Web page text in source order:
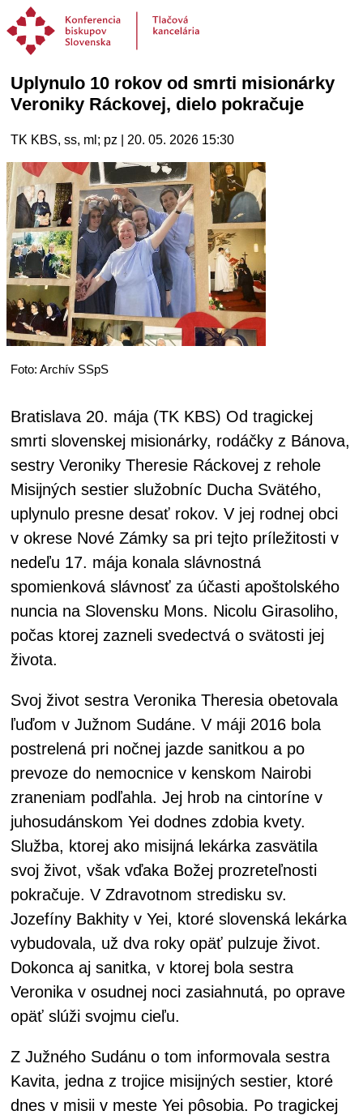
Uplynulo 10 rokov od smrti misionárky
Veroniky Ráckovej, dielo pokračuje
TK KBS, ss, ml; pz | 20. 05. 2026 15:30
Foto: Archív SSpS
Bratislava 20. mája (TK KBS) Od tragickej
smrti slovenskej misionárky, rodáčky z Bánova,
sestry Veroniky Theresie Ráckovej z rehole
Misijných sestier služobníc Ducha Svätého,
uplynulo presne desať rokov. V jej rodnej obci
v okrese Nové Zámky sa pri tejto príležitosti v
nedeľu 17. mája konala slávnostná
spomienková slávnosť za účasti apoštolského
nuncia na Slovensku Mons. Nicolu Girasoliho,
počas ktorej zazneli svedectvá o svätosti jej
života.
Svoj život sestra Veronika Theresia obetovala
ľuďom v Južnom Sudáne. V máji 2016 bola
postrelená pri nočnej jazde sanitkou a po
prevoze do nemocnice v kenskom Nairobi
zraneniam podľahla. Jej hrob na cintoríne v
juhosudánskom Yei dodnes zdobia kvety.
Služba, ktorej ako misijná lekárka zasvätila
svoj život, však vďaka Božej prozreteľnosti
pokračuje. V Zdravotnom stredisku sv.
Jozefíny Bakhity v Yei, ktoré slovenská lekárka
vybudovala, už dva roky opäť pulzuje život.
Dokonca aj sanitka, v ktorej bola sestra
Veronika v osudnej noci zasiahnutá, po oprave
opäť slúži svojmu cieľu.
Z Južného Sudánu o tom informovala sestra
Kavita, jedna z trojice misijných sestier, ktoré
dnes v misii v meste Yei pôsobia. Po tragickej